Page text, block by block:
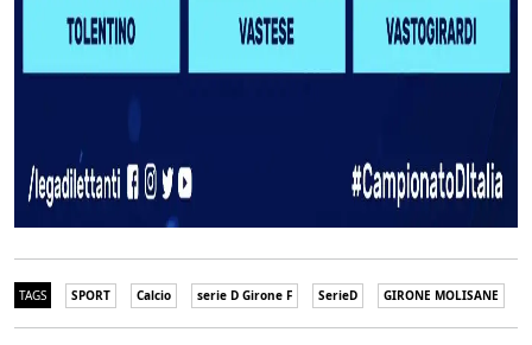
TAGS SPORT Calcio serie D Girone F SerieD GIRONE MOLISANE